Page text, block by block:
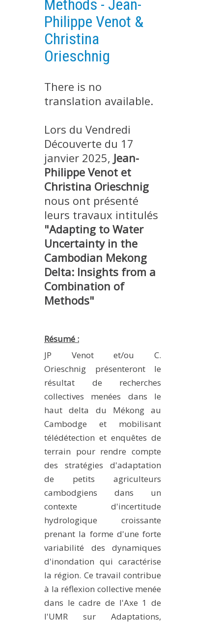
UMR NETWORKS
REGULAR SEMINARS
TRAINING COURSES
MASTER
EDUCATION AND TRAINING
DOCTORAL TRAINING
PRODUCTION
METHODS AND TOOLS
PUBLICATIONS SUR HAL
WORKING PAPERS
THEMATIC NOTES
Methods - Jean-
Philippe Venot &
Christina
Orieschnig
There is no
translation available.
Lors du Vendredi
Découverte du 17
janvier 2025, Jean-
Philippe Venot et
Christina Orieschnig
nous ont présenté
leurs travaux intitulés
"Adapting to Water
Uncertainty in the
Cambodian Mekong
Delta: Insights from a
Combination of
Methods"
Résumé :
JP Venot et/ou C.
Orieschnig présenteront le
résultat de recherches
collectives menées dans le
haut delta du Mékong au
Cambodge et mobilisant
télédétection et enquêtes de
terrain pour rendre compte
des stratégies d'adaptation
de petits agriculteurs
cambodgiens dans un
contexte d'incertitude
hydrologique croissante
prenant la forme d'une forte
variabilité des dynamiques
d'inondation qui caractérise
la région. Ce travail contribue
à la réflexion collective menée
dans le cadre de l'Axe 1 de
l'UMR sur Adaptations,